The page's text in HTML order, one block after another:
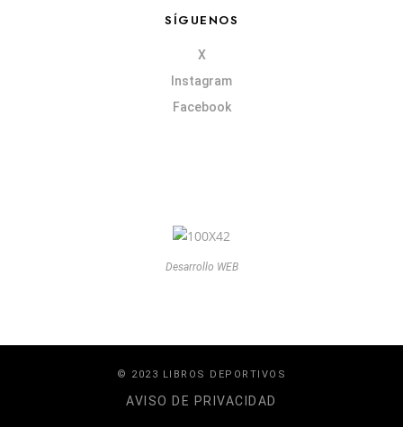
SÍGUENOS
X
Instagram
Facebook
Desarrollo WEB
© 2023 LIBROS DEPORTIVOS
AVISO DE PRIVACIDAD